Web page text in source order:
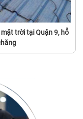
trời tại Quận 9, hỗ